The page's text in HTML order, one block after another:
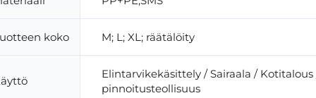
koko M; L; XL; räätälöity
Elintarvikekäsittely / Sairaala /
pinnoitusteollisuus